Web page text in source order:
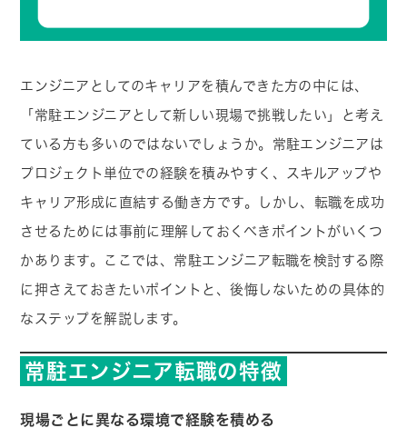
エンジニアとしてのキャリアを積んできた方の中には、
「常駐エンジニアとして新しい現場で挑戦したい」と考え
ている方も多いのではないでしょうか。常駐エンジニアは
プロジェクト単位での経験を積みやすく、スキルアップや
キャリア形成に直結する働き方です。しかし、転職を成功
させるためには事前に理解しておくべきポイントがいくつ
かあります。ここでは、常駐エンジニア転職を検討する際
に押さえておきたいポイントと、後悔しないための具体的
なステップを解説します。
常駐エンジニア転職の特徴
現場ごとに異なる環境で経験を積める